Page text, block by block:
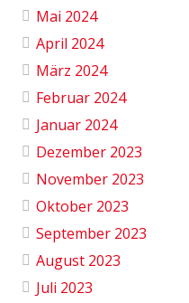
Mai 2024
April 2024
März 2024
Februar 2024
Januar 2024
Dezember 2023
November 2023
Oktober 2023
September 2023
August 2023
Juli 2023